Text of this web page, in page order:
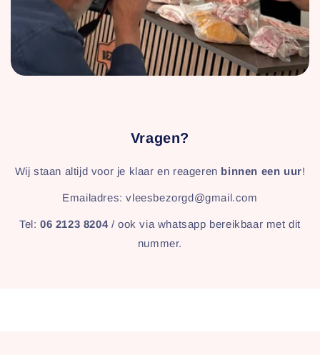
Vragen?
Wij staan altijd voor je klaar en reageren binnen een uur!
Emailadres: vleesbezorgd@gmail.com
Tel: 06 2123 8204/ ook via whatsapp bereikbaar met dit
nummer.